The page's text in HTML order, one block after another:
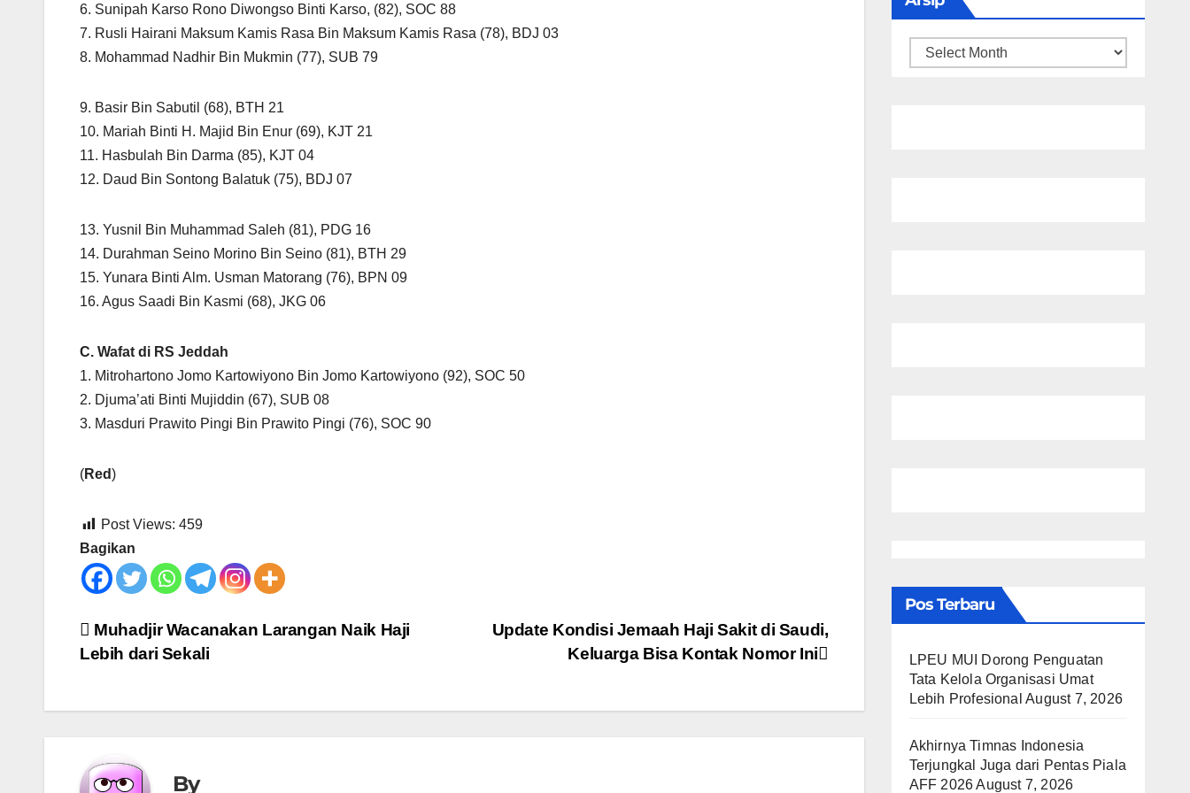
6. Sunipah Karso Rono Diwongso Binti Karso, (82), SOC 88
7. Rusli Hairani Maksum Kamis Rasa Bin Maksum Kamis Rasa (78), BDJ 03
8. Mohammad Nadhir Bin Mukmin (77), SUB 79
9. Basir Bin Sabutil (68), BTH 21
10. Mariah Binti H. Majid Bin Enur (69), KJT 21
11. Hasbulah Bin Darma (85), KJT 04
12. Daud Bin Sontong Balatuk (75), BDJ 07
13. Yusnil Bin Muhammad Saleh (81), PDG 16
14. Durahman Seino Morino Bin Seino (81), BTH 29
15. Yunara Binti Alm. Usman Matorang (76), BPN 09
16. Agus Saadi Bin Kasmi (68), JKG 06
C. Wafat di RS Jeddah
1. Mitrohartono Jomo Kartowiyono Bin Jomo Kartowiyono (92), SOC 50
2. Djuma’ati Binti Mujiddin (67), SUB 08
3. Masduri Prawito Pingi Bin Prawito Pingi (76), SOC 90
(Red)
Post Views: 459
Bagikan
Post
Update Kondisi Jemaah Haji Sakit di Saudi,
Keluarga Bisa Kontak Nomor Ini
Muhadjir Wacanakan Larangan Naik Haji
Lebih dari Sekali
By
Arsip
Pos Terbaru
LPEU MUI Dorong Penguatan
Tata Kelola Organisasi Umat
Lebih Profesional August 7, 2026
Akhirnya Timnas Indonesia
Terjungkal Juga dari Pentas Piala
AFF 2026August 7, 2026